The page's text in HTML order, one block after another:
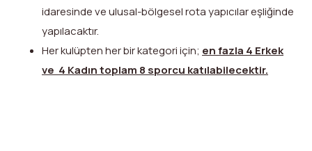
idaresinde ve ulusal-bölgesel rota yapıcılar eşliğinde
yapılacaktır.
Her kulüpten her bir kategori için; en fazla 4 Erkek
ve 4 Kadın toplam 8 sporcu katılabilecektir.